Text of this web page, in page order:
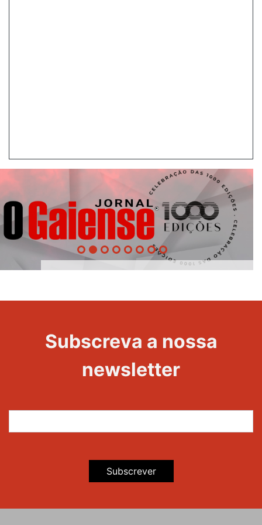
Evento
Subscreva a nossa
newsletter
Subscrever